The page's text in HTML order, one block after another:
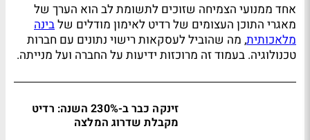
אחד ממנועי הצמיחה שזוכים לתשומת לב הוא הערך של
מאגרי התוכן העצומים של רדיט לאימון מודלים שלבינה
מלאכותית, מה שהוביל לעסקאות רישוי נתונים עם חברות
טכנולוגיה. בעמוד זה מרוכזות ידיעות על החברה ועל מנייתה.
זינקה כבר ב-230% השנה: רדיט
מקבלת שדרוג המלצה